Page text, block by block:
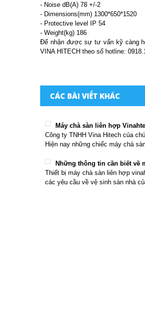
- Noise dB(A) 78 +/-2
- Dimensions(mm) 1300*650*1520
- Protective level IP 54
- Weight(kg) 186
Để nhận được sự tư vấn kỹ càng
VINA HITECH theo số hotline:
CÁC BÀI VIẾT KHÁC
Máy chà sàn liên hợp
Công ty TNHH Vina Hitech của
Hiện nay những chiếc máy chà
Những thông tin cần biết về
Thiết bị máy chà sàn liên hợp
các yêu cầu về vệ sinh sàn nhà